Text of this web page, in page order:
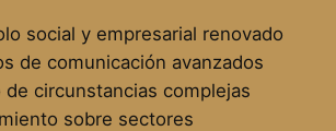
social y empresarial renovado
de comunicación avanzados
de circunstancias complejas
sobre sectores